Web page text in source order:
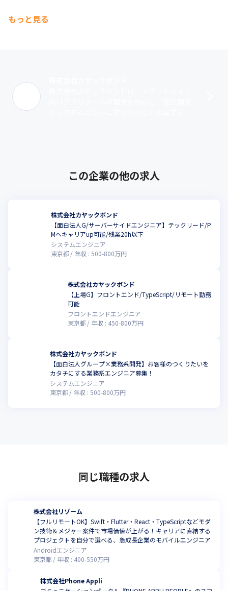
もっと見る
この企業の他の求人
株式会社カヤックボンド
【面白法人G/サーバーサイドエンジニア】テックリード/P
Mへキャリアup可能/残業20h以下
システムエンジニア
東京都
年収 : 500-800万円
株式会社カヤックボンド
【上場G】フロントエンド/TypeScript/リモート勤務
可能
フロントエンドエンジニア
東京都
年収 : 450-800万円
株式会社カヤックボンド
【面白法人グループ×業務系開発】お客様のつくりたいを
カタチにする業務系エンジニア募集！
システムエンジニア
東京都
年収 : 500-800万円
同じ職種の求人
株式会社リゾーム
【フルリモートOK】Swift・Flutter・React・TypeScriptなどモダ
ン技術＆メジャー案件で市場価値が上がる！キャリアに直結する
プロジェクトを自分で選べる、急成長企業のモバイルエンジニア
Androidエンジニア
東京都
年収 : 400-550万円
株式会社Phone Appli